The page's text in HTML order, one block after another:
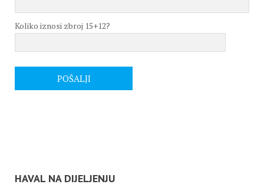
Koliko iznosi zbroj 15+12?
HAVAL NA DIJELJENJU